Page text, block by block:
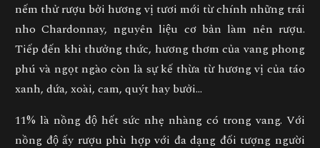
nếm thử rượu bởi hương vị tươi mới từ chính những trái
nho Chardonnay, nguyên liệu cơ bản làm nên rượu.
Tiếp đến khi thưởng thức, hương thơm của vang phong
phú và ngọt ngào còn là sự kế thừa từ hương vị của táo
xanh, dứa, xoài, cam, quýt hay bưởi…
11% là nồng độ hết sức nhẹ nhàng có trong vang. Với
nồng độ ấy rượu phù hợp với đa dạng đối tượng người